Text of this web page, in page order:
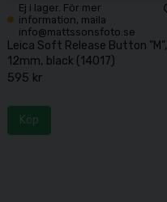
Ej i lager. För mer
information, maila
info@mattssonsfoto.se
Leica Soft Release Button "M",
12mm, black (14017)
595 kr
Köp